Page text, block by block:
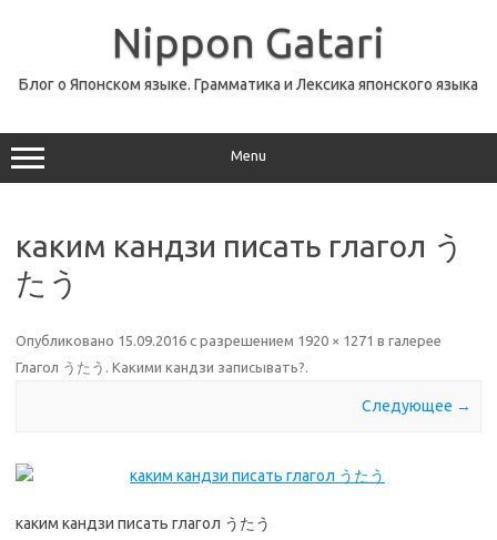
Nippon Gatari
Блог о Японском языке. Грамматика и Лексика японского языка
Menu
каким кандзи писать глагол う
たう
Опубликовано 15.09.2016 с разрешением 1920 × 1271 в галерее
Глагол うたう. Какими кандзи записывать?.
Следующее →
каким кандзи писать глагол うたう